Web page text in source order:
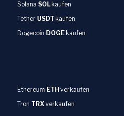
Solana SOL kaufen
Tether USDT kaufen
Dogecoin DOGE kaufen
Ethereum ETH verkaufen
Tron TRXverkaufen